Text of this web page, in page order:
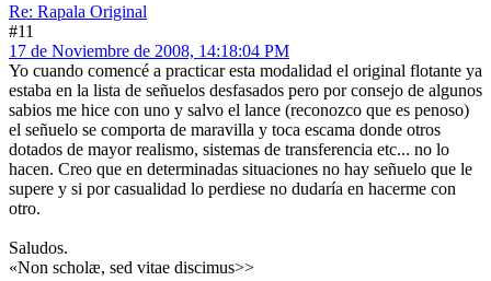
Re: Rapala Original
#11
17 de Noviembre de 2008, 14:18:04 PM
Yo cuando comencé a practicar esta modalidad el original flotante ya
estaba en la lista de señuelos desfasados pero por consejo de algunos
sabios me hice con uno y salvo el lance (reconozco que es penoso)
el señuelo se comporta de maravilla y toca escama donde otros
dotados de mayor realismo, sistemas de transferencia etc... no lo
hacen. Creo que en determinadas situaciones no hay señuelo que le
supere y si por casualidad lo perdiese no dudaría en hacerme con
otro.
Saludos.
«Non scholæ, sed vitae discimus>>